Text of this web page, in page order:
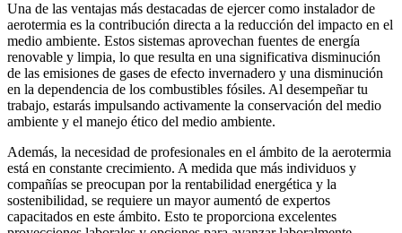
Una de las ventajas más destacadas de ejercer como instalador de
aerotermia es la contribución directa a la reducción del impacto en el
medio ambiente. Estos sistemas aprovechan fuentes de energía
renovable y limpia, lo que resulta en una significativa disminución
de las emisiones de gases de efecto invernadero y una disminución
en la dependencia de los combustibles fósiles. Al desempeñar tu
trabajo, estarás impulsando activamente la conservación del medio
ambiente y el manejo ético del medio ambiente.
Además, la necesidad de profesionales en el ámbito de la aerotermia
está en constante crecimiento. A medida que más individuos y
compañías se preocupan por la rentabilidad energética y la
sostenibilidad, se requiere un mayor aumentó de expertos
capacitados en este ámbito. Esto te proporciona excelentes